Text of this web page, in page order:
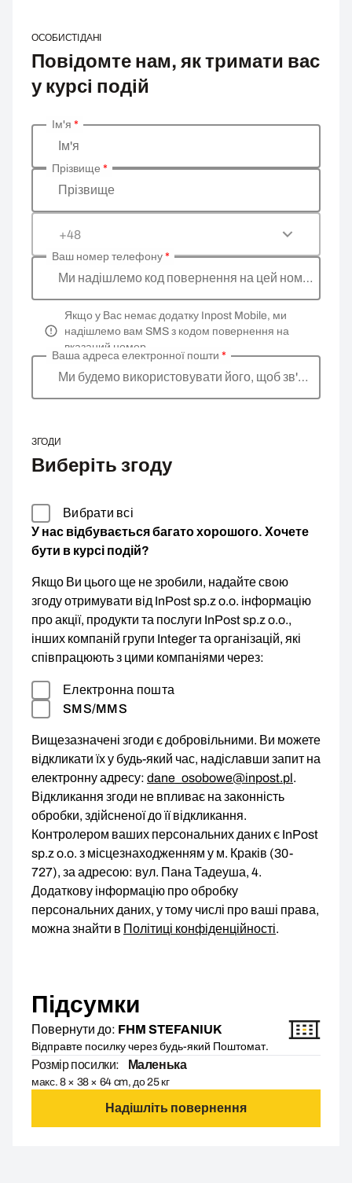
ОСОБИСТІ ДАНІ
Повідомте нам, як тримати вас
у курсі подій
Введіть ваші особисті дані
Ім'я
Ім'я *
Прізвище
Прізвище *
+48
Ми надішлемо код повернення на цей номер
Ваш номер телефону*
Якщо у Вас немає додатку Inpost Mobile, ми
надішлемо вам SMS з кодом повернення на
вказаний номер.
Ми будемо використовувати його, щоб
Ваша адреса електронної пошти *
ЗГОДИ
Виберіть згоду
Вибрати всі
У нас відбувається багато хорошого. Хочете
бути в курсі подій?
Якщо Ви цього ще не зробили, надайте свою
згоду отримувати від InPost sp.z o.o. інформацію
про акції, продукти та послуги InPost sp.z o.o.,
інших компаній групи Integer та організацій, які
співпрацюють з цими компаніями через:
Електронна пошта
SMS/MMS
Вищезазначені згоди є добровільними. Ви можете
відкликати їх у будь-який час, надіславши запит на
електронну адресу: dane_osobowe@inpost.pl.
Відкликання згоди не впливає на законність
обробки, здійсненої до її відкликання.
Контролером ваших персональних даних є InPost
sp.z o.o. з місцезнаходженням у м. Краків (30-
727), за адресою: вул. Пана Тадеуша, 4.
Додаткову інформацію про обробку
персональних даних, у тому числі про ваші права,
можна знайти в Політиці конфіденційності.
Підсумки
Повернути до: FHM STEFANIUK
Відправте посилку через будь-який Поштомат.
Розмір посилки: Маленька
макс. 8 × 38 × 64 cm, до 25 кг
Надішліть повернення